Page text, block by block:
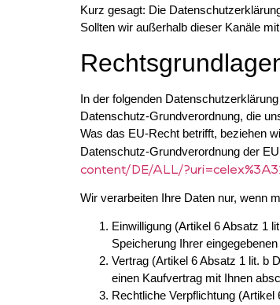
Kurz gesagt: Die
Sollten wir außerhalb dieser Kanäle
In der folgenden
Datenschutz-Grundverordnung, die
Was das EU-Recht betrifft, beziehen
Datenschutz-Grundverordnung der
content/DE/ALL/
Wir verarbeiten Ihre Daten nur, wenn
Einwilligung (Artikel 6 Absatz 1
Speicherung Ihrer
Vertrag (Artikel 6 Absatz 1 lit. b
einen Kaufvertrag mit Ihnen
Rechtliche Verpflichtung